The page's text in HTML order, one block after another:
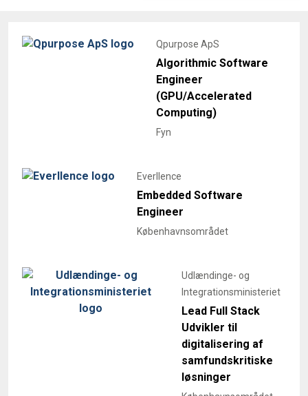
Qpurpose ApS
Algorithmic Software
Engineer
(GPU/Accelerated
Computing)
Fyn
Everllence
Embedded Software
Engineer
Københavnsområdet
Udlændinge- og
Integrationsministeriet
Lead Full Stack
Udvikler til
digitalisering af
samfundskritiske
løsninger